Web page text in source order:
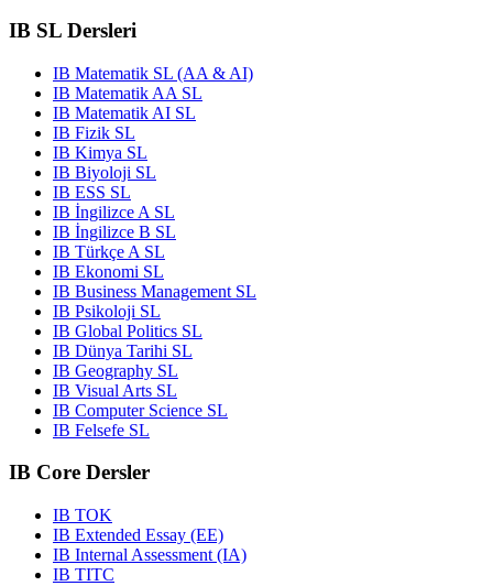
IB SL Dersleri
IB Matematik SL (AA & AI)
IB Matematik AA SL
IB Matematik AI SL
IB Fizik SL
IB Kimya SL
IB Biyoloji SL
IB ESS SL
IB İngilizce A SL
IB İngilizce B SL
IB Türkçe A SL
IB Ekonomi SL
IB Business Management SL
IB Psikoloji SL
IB Global Politics SL
IB Dünya Tarihi SL
IB Geography SL
IB Visual Arts SL
IB Computer Science SL
IB Felsefe SL
IB Core Dersler
IB TOK
IB Extended Essay (EE)
IB Internal Assessment (IA)
IB TITC